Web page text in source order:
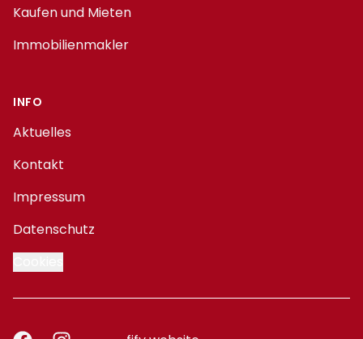
Kaufen und Mieten
Immobilienmakler
INFO
Aktuelles
Kontakt
Impressum
Datenschutz